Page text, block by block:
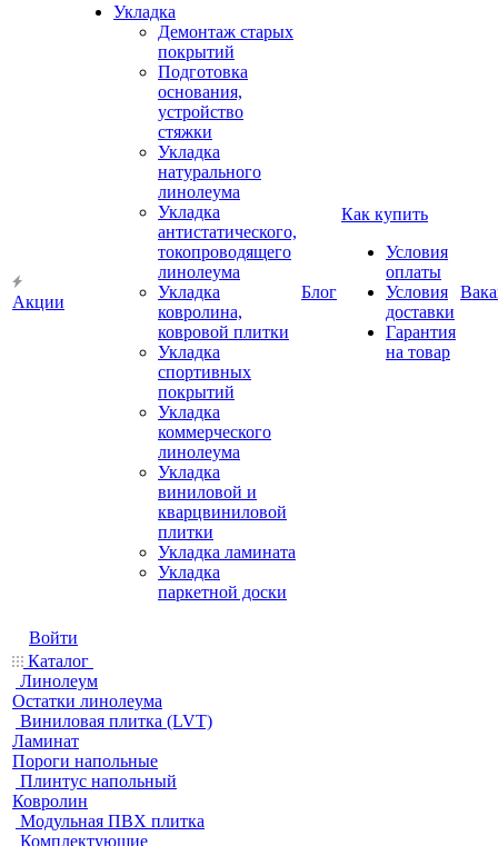
Акции
Укладка
Демонтаж старых
покрытий
Подготовка
основания,
устройство
стяжки
Укладка
натурального
линолеума
Укладка
антистатического,
токопроводящего
линолеума
Укладка
ковролина,
ковровой плитки
Укладка
спортивных
покрытий
Укладка
коммерческого
линолеума
Укладка
виниловой и
кварцвиниловой
плитки
Укладка ламината
Укладка
паркетной доски
Блог
Как купить
Условия
оплаты
Условия
доставки
Гарантия
на товар
Войти
Каталог
Линолеум
Остатки линолеума
Виниловая плитка (LVT)
Ламинат
Пороги напольные
Плинтус напольный
Ковролин
Модульная ПВХ плитка
Комплектующие